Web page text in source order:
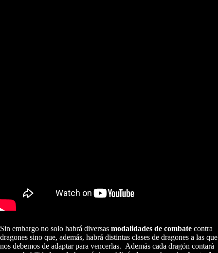
Sin embargo no solo habrá diversas modalidades de combate contra
dragones sino que, además, habrá distintas clases de dragones a las que
nos debemos de adaptar para vencerlas. Además cada dragón contará